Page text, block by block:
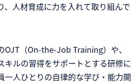
、人材育成に力を入れて取り組んで
OJT（On-the-Job Training）や、
キルの習得をサポートとする研修に
一人ひとりの自律的な学び・能力開